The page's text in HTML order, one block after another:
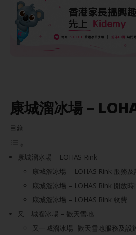
康城溜冰場 –
目錄
康城溜冰場 – LOHAS Rink
康城溜冰場 – LOHAS Rink 服務及
康城溜冰場 – LOHAS Rink 開放時
康城溜冰場 – LOHAS Rink 收費
又一城溜冰場 – 歡天雪地
又一城溜冰場- 歡天雪地服務及設